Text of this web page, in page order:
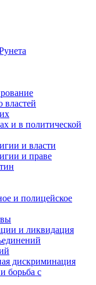
властей
и в политической
и власти
и праве
и полицейское
и ликвидация
дискриминация
борьба с